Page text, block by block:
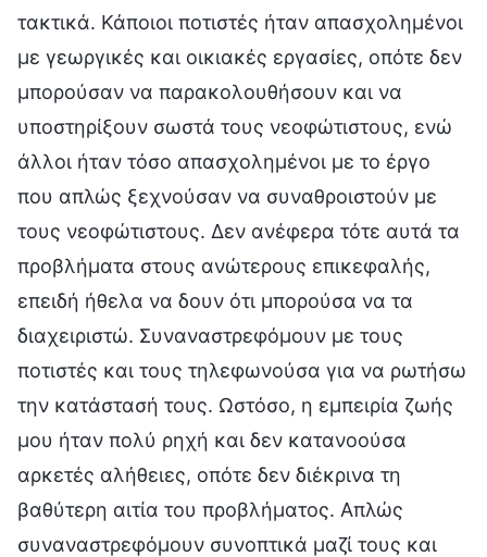
τακτικά. Κάποιοι ποτιστές ήταν απασχολημένοι
με γεωργικές και οικιακές εργασίες, οπότε δεν
μπορούσαν να παρακολουθήσουν και να
υποστηρίξουν σωστά τους νεοφώτιστους, ενώ
άλλοι ήταν τόσο απασχολημένοι με το έργο
που απλώς ξεχνούσαν να συναθροιστούν με
τους νεοφώτιστους. Δεν ανέφερα τότε αυτά τα
προβλήματα στους ανώτερους επικεφαλής,
επειδή ήθελα να δουν ότι μπορούσα να τα
διαχειριστώ. Συναναστρεφόμουν με τους
ποτιστές και τους τηλεφωνούσα για να ρωτήσω
την κατάστασή τους. Ωστόσο, η εμπειρία ζωής
μου ήταν πολύ ρηχή και δεν κατανοούσα
αρκετές αλήθειες, οπότε δεν διέκρινα τη
βαθύτερη αιτία του προβλήματος. Απλώς
συναναστρεφόμουν συνοπτικά μαζί τους και